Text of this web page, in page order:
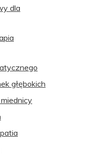
dla
głębokich